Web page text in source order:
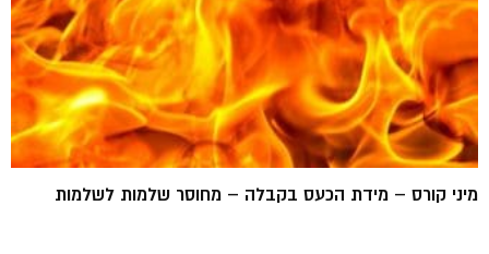
מיני קורס – מידת הכעס בקבלה – מחוסר שלמות לשלמות